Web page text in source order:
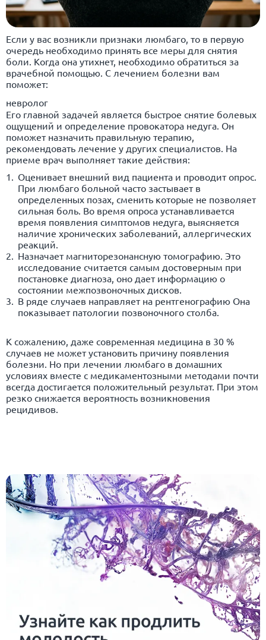
Если у вас возникли признаки люмбаго, то в первую
очередь необходимо принять все меры для снятия
боли. Когда она утихнет, необходимо обратиться за
врачебной помощью. С лечением болезни вам
поможет:
невролог
Его главной задачей является быстрое снятие болевых
ощущений и определение провокатора недуга. Он
поможет назначить правильную терапию,
рекомендовать лечение у других специалистов. На
приеме врач выполняет такие действия:
Оценивает внешний вид пациента и проводит опрос.
При люмбаго больной часто застывает в
определенных позах, сменить которые не позволяет
сильная боль. Во время опроса устанавливается
время появления симптомов недуга, выясняется
наличие хронических заболеваний, аллергических
реакций.
Назначает магниторезонансную томографию. Это
исследование считается самым достоверным при
постановке диагноза, оно дает информацию о
состоянии межпозвоночных дисков.
В ряде случаев направляет на рентгенографию Она
показывает патологии позвоночного столба.
К сожалению, даже современная медицина в 30 %
случаев не может установить причину появления
болезни. Но при лечении люмбаго в домашних
условиях вместе с медикаментозными методами почти
всегда достигается положительный результат. При этом
резко снижается вероятность возникновения
рецидивов.